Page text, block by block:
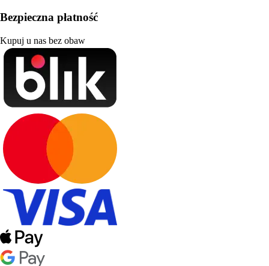
Bezpieczna płatność
Kupuj u nas bez obaw